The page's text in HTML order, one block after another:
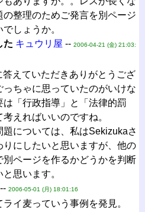
の整理のためご発言を別ページ
しょうか。
た キュウリ屋 -- 2006-04-21 (金) 21:03:
えていただきありがとうござ
ちゃに思っていたのがいけな
「行政指導」と「法律的罰
えればいいのですね。
については、私はSekizukaさ
りにしたいと思いますが、他の
ページを作るかどうかを判断
思います。
-- 2006-05-01 (月) 18:01:16
イ麦っていう事例を発見。